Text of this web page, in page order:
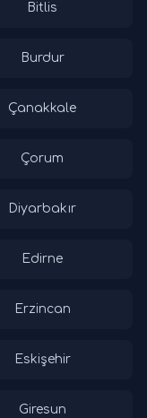
Bitlis
Burdur
Çanakkale
Çorum
Diyarbakır
Edirne
Erzincan
Eskişehir
Giresun